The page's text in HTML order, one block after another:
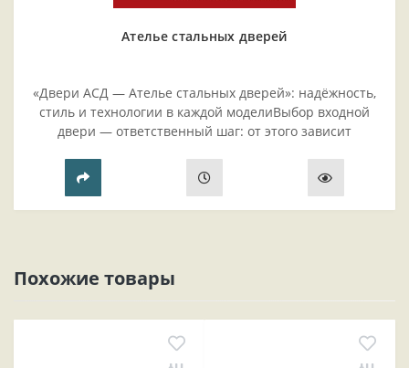
Ателье стальных дверей
«Двери АСД — Ателье стальных дверей»: надёжность,
стиль и технологии в каждой моделиВыбор входной
двери — ответственный шаг: от этого зависит
прихожей..
Похожие товары